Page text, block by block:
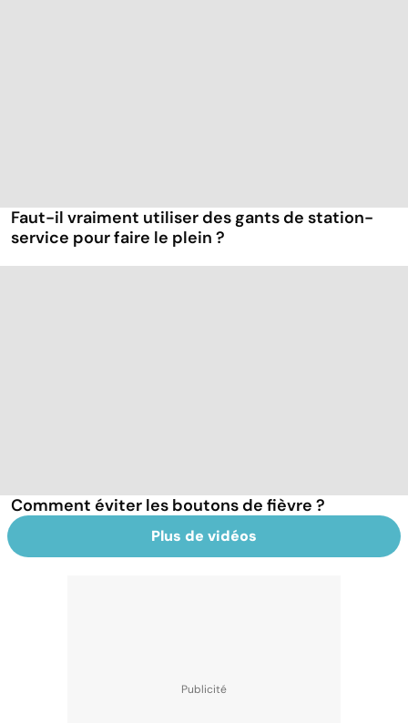
Faut-il vraiment utiliser des gants de station-
service pour faire le plein ?
Comment éviter les boutons de fièvre ?
Plus de vidéos